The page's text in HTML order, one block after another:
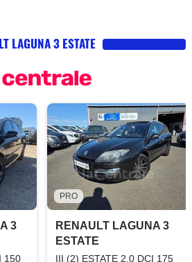
LAGUNA 3 ESTATE
3
150
PRO
RENAULT LAGUNA 3
ESTATE
III (2) ESTATE 2.0 DCI 175